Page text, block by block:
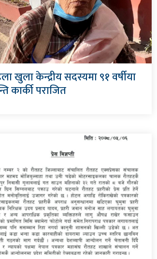
खुला केन्द्रीय सदस्यमा ९१ वर्षीया
कार्की पराजित